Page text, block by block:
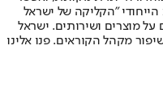
"הקליקה של ישראל
מוצרים ושירותים. ישראל
מקהל הקוראים. פנו אלינו